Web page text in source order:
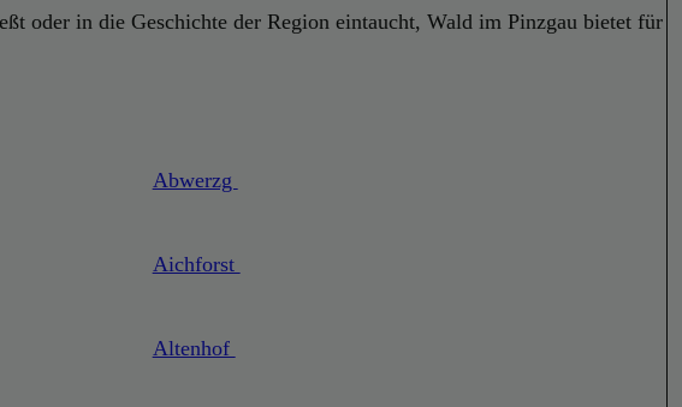
oder in die Geschichte der Region eintaucht, Wald im Pinzgau bietet für
Abwerzg
Aichforst
Altenhof